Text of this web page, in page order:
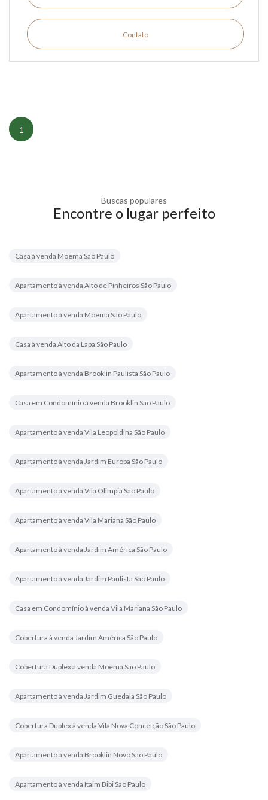
Contato
1
Buscas populares
Encontre o lugar perfeito
Casa à venda Moema São Paulo
Apartamento à venda Alto de Pinheiros São Paulo
Apartamento à venda Moema São Paulo
Casa à venda Alto da Lapa São Paulo
Apartamento à venda Brooklin Paulista São Paulo
Casa em Condomínio à venda Brooklin São Paulo
Apartamento à venda Vila Leopoldina São Paulo
Apartamento à venda Jardim Europa São Paulo
Apartamento à venda Vila Olimpia São Paulo
Apartamento à venda Vila Mariana São Paulo
Apartamento à venda Jardim América São Paulo
Apartamento à venda Jardim Paulista São Paulo
Casa em Condomínio à venda Vila Mariana São Paulo
Cobertura à venda Jardim América São Paulo
Cobertura Duplex à venda Moema São Paulo
Apartamento à venda Jardim Guedala São Paulo
Cobertura Duplex à venda Vila Nova Conceição São Paulo
Apartamento à venda Brooklin Novo São Paulo
Apartamento à venda Itaim Bibi Sao Paulo